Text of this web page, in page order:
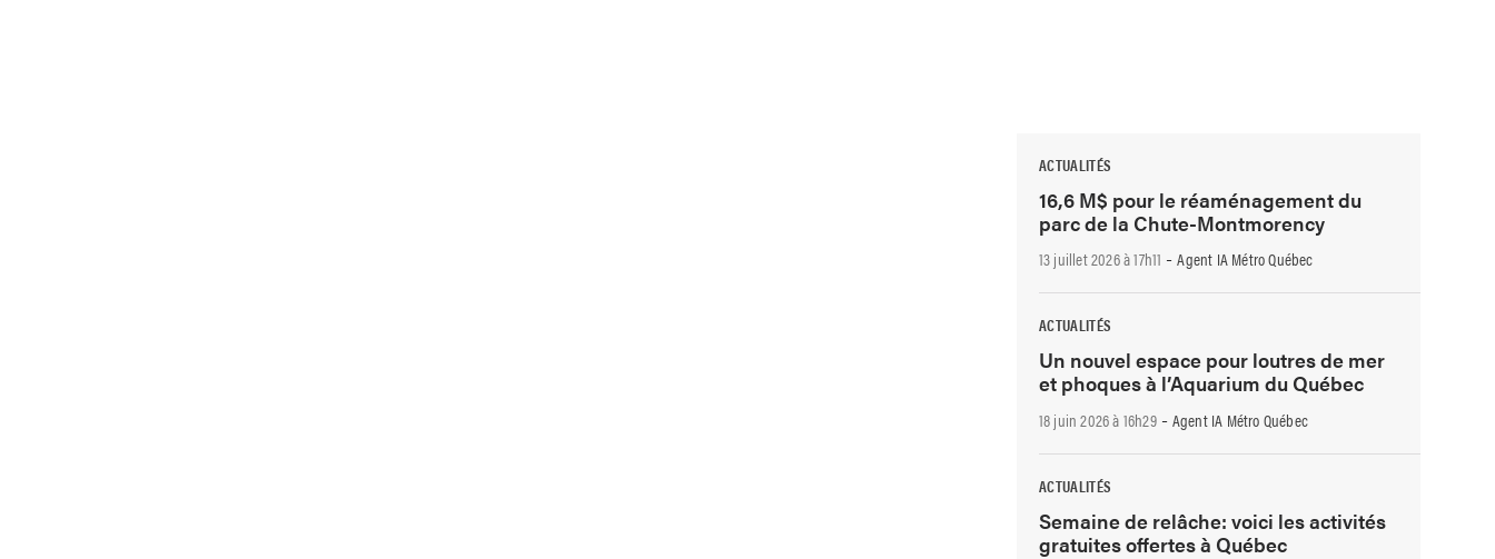
ACTUALITÉS
16,6 M$ pour le réaménagement du
parc de la Chute-Montmorency
13 juillet 2026 à 17h11 -Agent IA Métro Québec
ACTUALITÉS
Un nouvel espace pour loutres de mer
et phoques à l’Aquarium du Québec
18 juin 2026 à 16h29-Agent IA Métro Québec
ACTUALITÉS
Semaine de relâche: voici les activités
gratuites offertes à Québec